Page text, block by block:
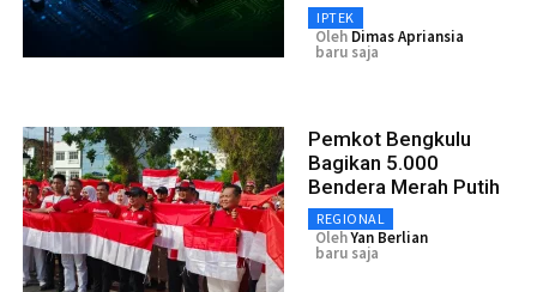
IPTEK
Oleh Dimas Apriansia
baru saja
Pemkot Bengkulu
Bagikan 5.000
Bendera Merah Putih
REGIONAL
OlehYan Berlian
baru saja